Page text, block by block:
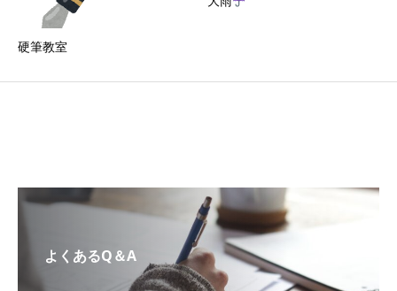
硬筆教室
よくあるQ＆A